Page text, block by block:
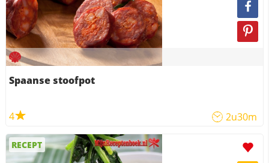
Spaanse stoofpot
4 2u30m
RECEPT